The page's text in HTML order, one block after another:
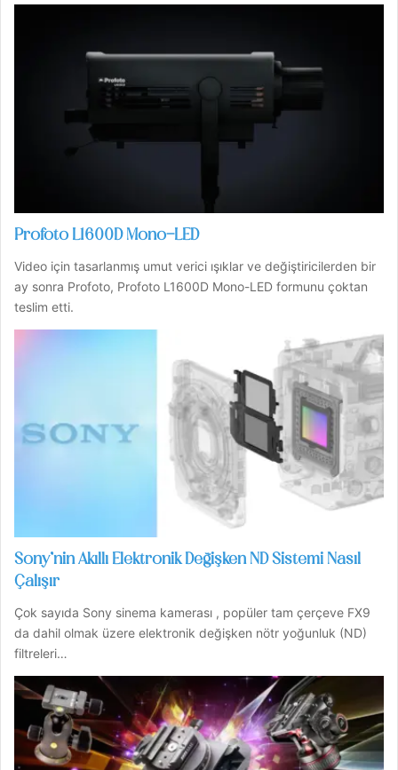
Profoto L1600D Mono-LED
Video için tasarlanmış umut verici ışıklar ve değiştiricilerden bir
ay sonra Profoto, Profoto L1600D Mono-LED formunu çoktan
teslim etti.
Sony’nin Akıllı Elektronik Değişken ND Sistemi Nasıl
Çalışır
Çok sayıda Sony sinema kamerası , popüler tam çerçeve FX9
da dahil olmak üzere elektronik değişken nötr yoğunluk (ND)
filtreleri…